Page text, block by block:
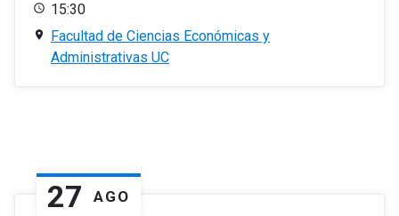
15:30
Facultad de Ciencias Económicas y
Administrativas UC
27 AGO